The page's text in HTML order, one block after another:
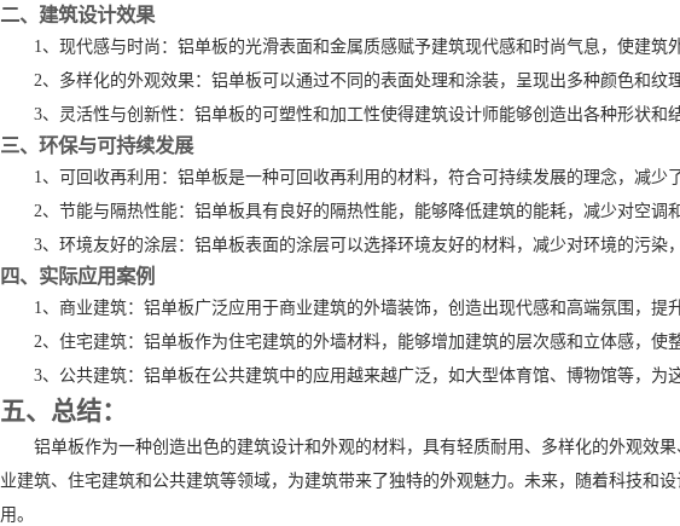
二、建筑设计效果
1、现代感与时尚：铝单板的光滑表面和金属质感赋予建筑现代感和时尚气息，使建筑
2、多样化的外观效果：铝单板可以通过不同的表面处理和涂装，呈现出多种颜色和纹
3、灵活性与创新性：铝单板的可塑性和加工性使得建筑设计师能够创造出各种形状和
三、环保与可持续发展
1、可回收再利用：铝单板是一种可回收再利用的材料，符合可持续发展的理念，减少
2、节能与隔热性能：铝单板具有良好的隔热性能，能够降低建筑的能耗，减少对空调
3、环境友好的涂层：铝单板表面的涂层可以选择环境友好的材料，减少对环境的污染
四、实际应用案例
1、商业建筑：铝单板广泛应用于商业建筑的外墙装饰，创造出现代感和高端氛围，提
2、住宅建筑：铝单板作为住宅建筑的外墙材料，能够增加建筑的层次感和立体感，使
3、公共建筑：铝单板在公共建筑中的应用越来越广泛，如大型体育馆、博物馆等，为
五、总结：
铝单板作为一种创造出色的建筑设计和外观的材料，具有轻质耐用、多样化的外观效
业建筑、住宅建筑和公共建筑等领域，为建筑带来了独特的外观魅力。未来，随着科技和
用。